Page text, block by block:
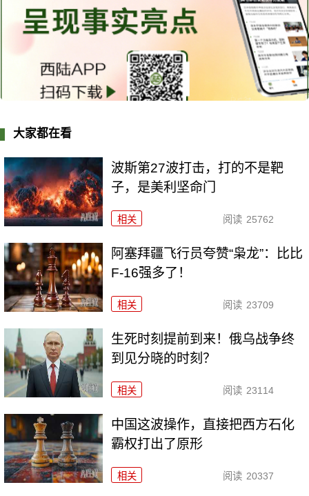
大家都在看
波斯第27波打击，打的不是靶
子，是美利坚命门
相关 阅读 25762
阿塞拜疆飞行员夸赞“枭龙”：比比
F-16强多了！
相关 阅读 23709
生死时刻提前到来！俄乌战争终
到见分晓的时刻？
相关 阅读 23114
中国这波操作，直接把西方石化
霸权打出了原形
相关 阅读 20337